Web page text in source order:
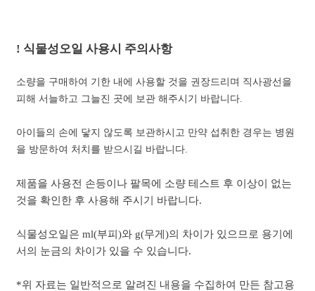
! 식물성오일 사용시 주의사항
소량을 구매하여 기한 내에 사용할 것을 권장드리며 직사광선을
피해 서늘하고 그늘진 곳에 보관 해주시기 바랍니다.
아이들의 손에 닿지 않도록 보관하시고 만약 섭취한 경우는 병원
을 방문하여 처치를 받으시길 바랍니다.
제품을 사용전 손등이나 팔목에 소량 테스트 후 이상이 없는
것을 확인한 후 사용해 주시기 바랍니다.
식물성오일은 ml(부피)와 g(무게)의 차이가 있으므로 용기에
서의 눈금의 차이가 있을 수 있습니다.
*위 자료는 일반적으로 알려진 내용을 수집하여 만든 참고용